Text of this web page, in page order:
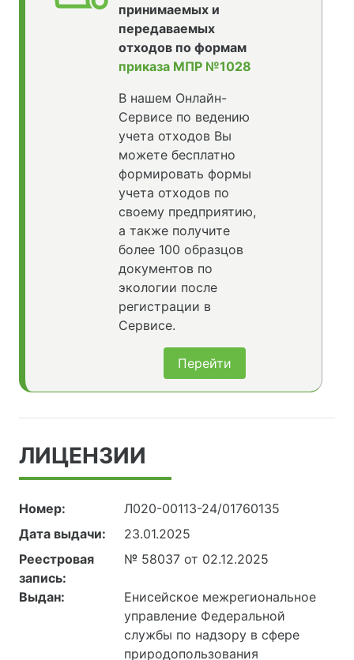
принимаемых и
передаваемых
отходов по формам
приказа МПР №1028
В нашем Онлайн-
Сервисе по ведению
учета отходов Вы
можете бесплатно
формировать формы
учета отходов по
своему предприятию,
а также получите
более 100 образцов
документов по
экологии после
регистрации в
Сервисе.
Перейти
ЛИЦЕНЗИИ
Номер:
Л020-00113-24/01760135
Дата выдачи:
23.01.2025
Реестровая
запись:
№ 58037 от 02.12.2025
Выдан:
Енисейское межрегиональное
управление Федеральной
службы по надзору в сфере
природопользования